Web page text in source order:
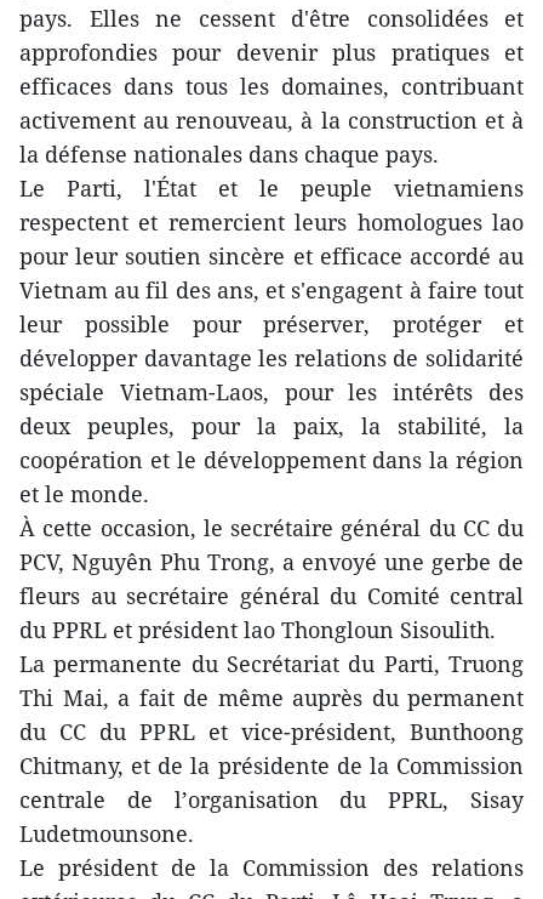
pays. Elles ne cessent d'être consolidées et
approfondies pour devenir plus pratiques et
efficaces dans tous les domaines, contribuant
activement au renouveau, à la construction et à
la défense nationales dans chaque pays.
Le Parti, l'État et le peuple vietnamiens
respectent et remercient leurs homologues lao
pour leur soutien sincère et efficace accordé au
Vietnam au fil des ans, et s'engagent à faire tout
leur possible pour préserver, protéger et
développer davantage les relations de solidarité
spéciale Vietnam-Laos, pour les intérêts des
deux peuples, pour la paix, la stabilité, la
coopération et le développement dans la région
et le monde.
À cette occasion, le secrétaire général du CC du
PCV, Nguyên Phu Trong, a envoyé une gerbe de
fleurs au secrétaire général du Comité central
du PPRL et président lao Thongloun Sisoulith.
La permanente du Secrétariat du Parti, Truong
Thi Mai, a fait de même auprès du permanent
du CC du PPRL et vice-président, Bunthoong
Chitmany, et de la présidente de la Commission
centrale de l’organisation du PPRL, Sisay
Ludetmounsone.
Le président de la Commission des relations